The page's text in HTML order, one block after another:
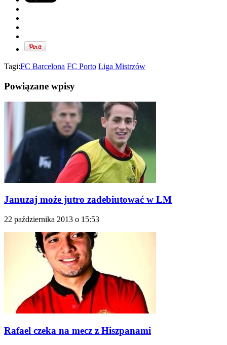
Tagi:FC Barcelona FC Porto Liga Mistrzów
Powiązane wpisy
Januzaj może jutro zadebiutować w LM
22 października 2013 o 15:53
Rafael czeka na mecz z Hiszpanami